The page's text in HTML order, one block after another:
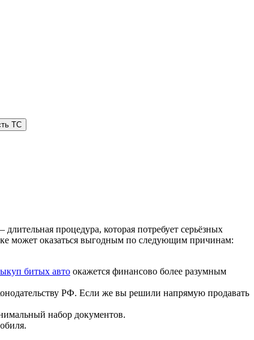
процедура, которая потребует серьёзных
может оказаться выгодным по следующим причинам:
битых авто окажется финансово более разумным
РФ. Если же вы решили напрямую продавать
набор документов.